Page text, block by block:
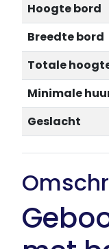
Hoogte bord
Breedte bord
Totale
Minimale
Geslacht